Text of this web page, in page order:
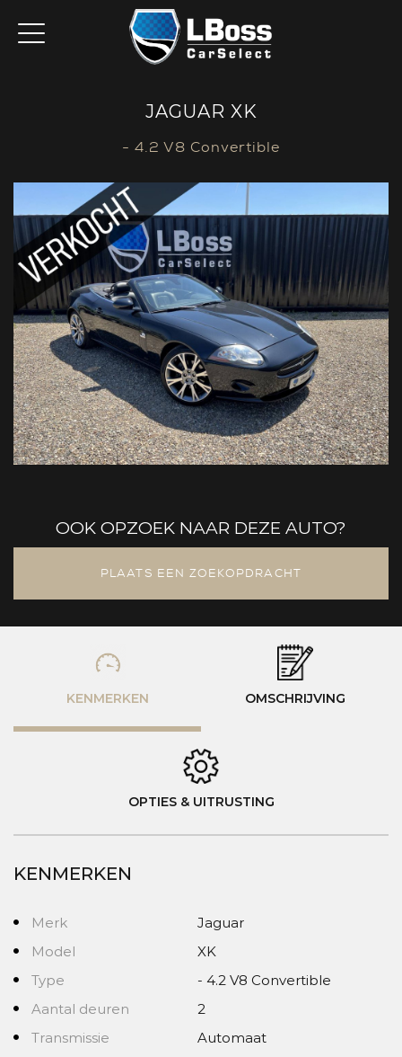
JAGUAR XK
- 4.2 V8 Convertible
OOK OPZOEK NAAR DEZE AUTO?
PLAATS EEN ZOEKOPDRACHT
KENMERKEN OMSCHRIJVING
OPTIES & UITRUSTING
KENMERKEN
Merk
Jaguar
Model
XK
Type
- 4.2 V8 Convertible
Aantal deuren
2
Transmissie
Automaat